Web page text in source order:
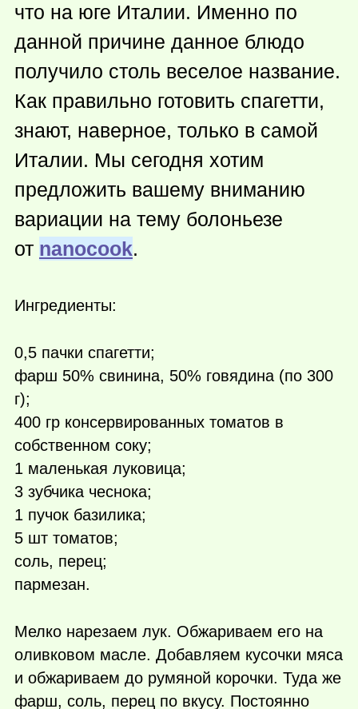
что на юге Италии. Именно по
данной причине данное блюдо
получило столь веселое название.
Как правильно готовить спагетти,
знают, наверное, только в самой
Италии. Мы сегодня хотим
предложить вашему вниманию
вариации на тему болоньезе
от nanocook.
Ингредиенты:
0,5 пачки спагетти;
фарш 50% свинина, 50% говядина (по 300
г);
400 гр консервированных томатов в
собственном соку;
1 маленькая луковица;
3 зубчика чеснока;
1 пучок базилика;
5 шт томатов;
соль, перец;
пармезан.
Мелко нарезаем лук. Обжариваем его на
оливковом масле. Добавляем кусочки мяса
и обжариваем до румяной корочки. Туда же
фарш, соль, перец по вкусу. Постоянно